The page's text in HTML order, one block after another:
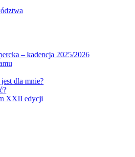
– kadencja 2025/2026
dla mnie?
XXII edycji